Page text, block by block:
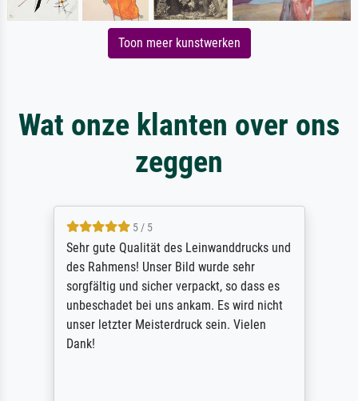
Toon meer kunstwerken
Wat onze klanten over ons
zeggen
5 / 5
Sehr gute Qualität des Leinwanddrucks und
des Rahmens! Unser Bild wurde sehr
sorgfältig und sicher verpackt, so dass es
unbeschadet bei uns ankam. Es wird nicht
unser letzter Meisterdruck sein. Vielen
Dank!